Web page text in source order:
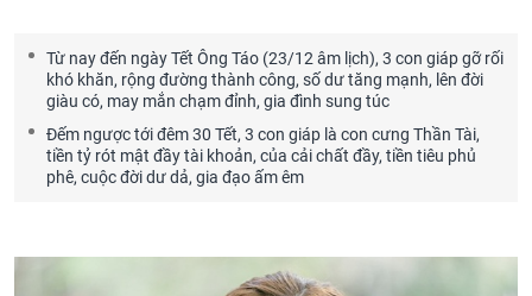
Từ nay đến ngày Tết Ông Táo (23/12 âm lịch), 3 con giáp gỡ rối
khó khăn, rộng đường thành công, số dư tăng mạnh, lên đời
giàu có, may mắn chạm đỉnh, gia đình sung túc
Đếm ngược tới đêm 30 Tết, 3 con giáp là con cưng Thần Tài,
tiền tỷ rót mật đầy tài khoản, của cải chất đầy, tiền tiêu phủ
phê, cuộc đời dư dả, gia đạo ấm êm